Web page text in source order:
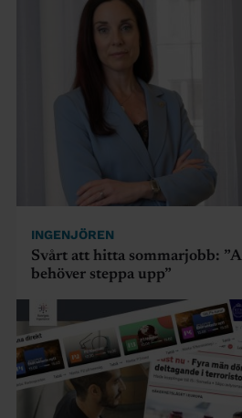
INGENJÖREN
Svårt att hitta sommarjobb:
behöver steppa upp”